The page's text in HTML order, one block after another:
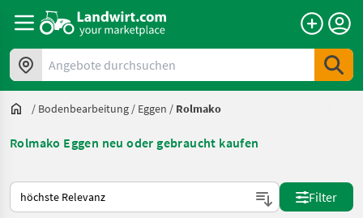
Angebote durchsuchen
/ Bodenbearbeitung / Eggen / Rolmako
Rolmako Eggen neu oder gebraucht kaufen
So wird auf Landwirt.com sortiert
Filter